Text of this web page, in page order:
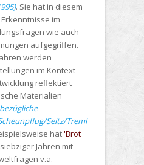
. Sie hat in diesem
im
wie auch
aufgegriffen.
werden
im Kontext
reflektiert
Materialien
Seitz/Treml
hat 'Brot
Jahren mit
v.a.